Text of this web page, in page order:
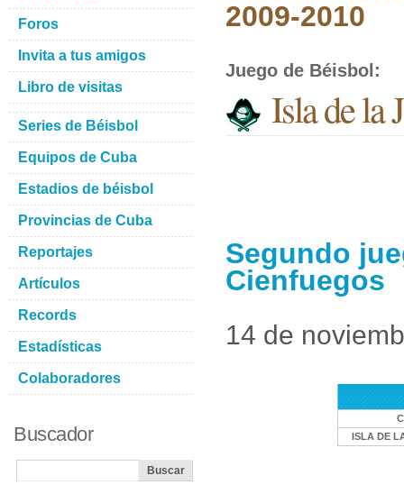
2009-2010
Juego de Béisbol :
Isla de la
Segundo
Cienfuegos
14 de
ISLA DE
Foros
Invita a tus amigos
Libro de visitas
Series de Béisbol
Equipos de Cuba
Estadios de béisbol
Provincias de Cuba
Reportajes
Artículos
Records
Estadísticas
Colaboradores
Buscador